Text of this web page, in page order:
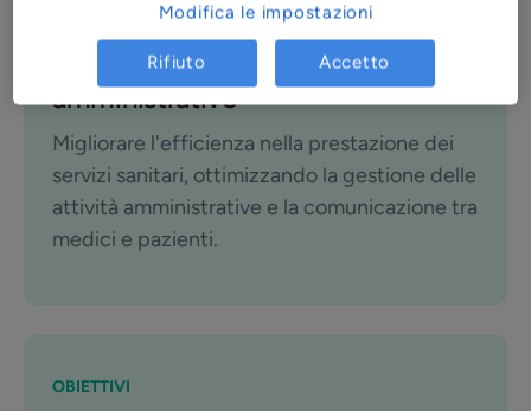
Garantire supporto al personale
amministrativo
Migliorare l'efficienza nella prestazione dei
servizi sanitari, ottimizzando la gestione delle
attività amministrative e la comunicazione tra
medici e pazienti.
OBIETTIVI
Modifica le impostazioni
Rifiuto Accetto